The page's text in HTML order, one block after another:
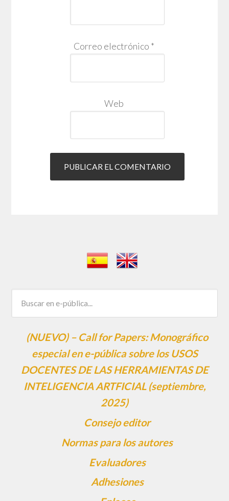
Correo electrónico *
Web
(NUEVO) – Call for Papers: Monográfico
especial en e-pública sobre los USOS
DOCENTES DE LAS HERRAMIENTAS DE
INTELIGENCIA ARTFICIAL (septiembre,
2025)
Consejo editor
Normas para los autores
Evaluadores
Adhesiones